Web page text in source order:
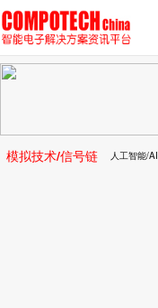
模拟技术/信号链 人工智能/AI